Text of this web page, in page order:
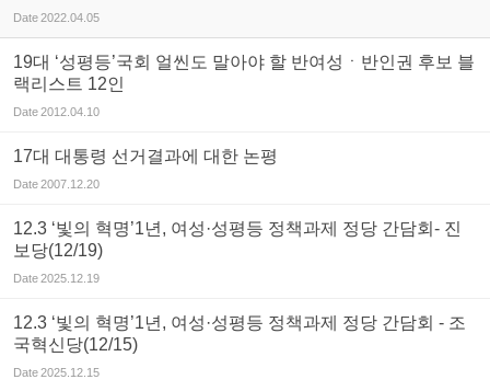
Date2022.04.05
19대 ‘성평등’국회 얼씬도 말아야 할 반여성ㆍ반인권 후보 블
랙리스트 12인
Date2012.04.10
17대 대통령 선거결과에 대한 논평
Date2007.12.20
12.3 ‘빛의 혁명’1년, 여성·성평등 정책과제 정당 간담회- 진
보당(12/19)
Date2025.12.19
12.3 ‘빛의 혁명’1년, 여성·성평등 정책과제 정당 간담회 - 조
국혁신당(12/15)
Date2025.12.15